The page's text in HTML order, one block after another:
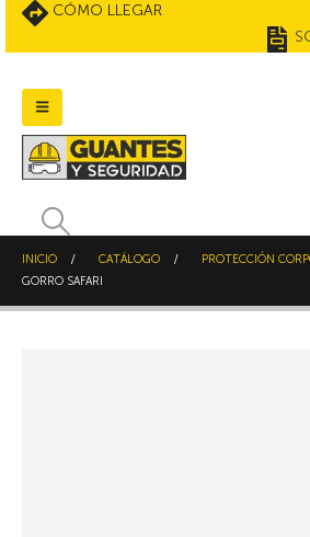
CÓMO LLEGAR
INICIO CATÁLOGO
PROTECCIÓN
GORRO SAFARI